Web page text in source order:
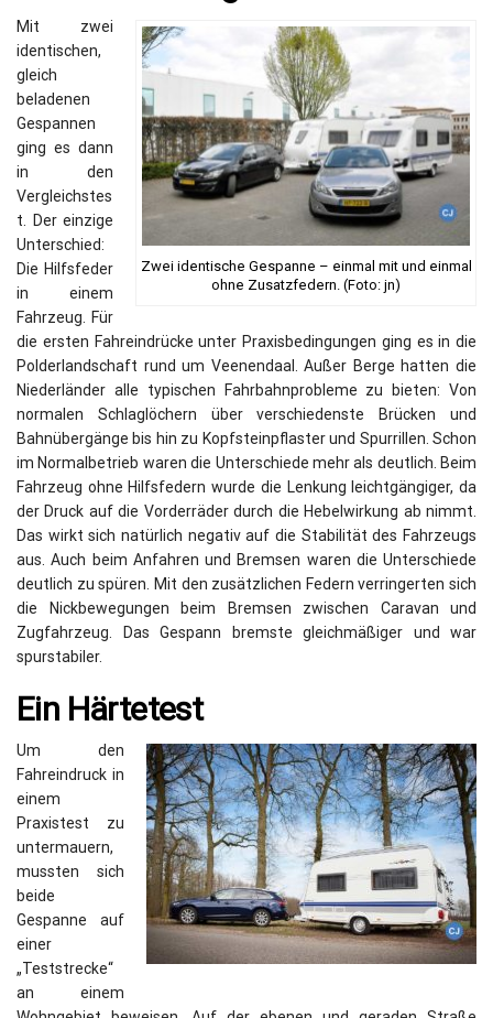
Zwei identische Gespanne – einmal mit und einmal
ohne Zusatzfedern. (Foto: jn)
Mit zwei
identischen,
gleich
beladenen
Gespannen
ging es dann
in den
Vergleichstes
t. Der einzige
Unterschied:
Die Hilfsfeder
in einem
Fahrzeug. Für
die ersten Fahreindrücke unter Praxisbedingungen ging es in die
Polderlandschaft rund um Veenendaal. Außer Berge hatten die
Niederländer alle typischen Fahrbahnprobleme zu bieten: Von
normalen Schlaglöchern über verschiedenste Brücken und
Bahnübergänge bis hin zu Kopfsteinpflaster und Spurrillen. Schon
im Normalbetrieb waren die Unterschiede mehr als deutlich. Beim
Fahrzeug ohne Hilfsfedern wurde die Lenkung leichtgängiger, da
der Druck auf die Vorderräder durch die Hebelwirkung ab nimmt.
Das wirkt sich natürlich negativ auf die Stabilität des Fahrzeugs
aus. Auch beim Anfahren und Bremsen waren die Unterschiede
deutlich zu spüren. Mit den zusätzlichen Federn verringerten sich
die Nickbewegungen beim Bremsen zwischen Caravan und
Zugfahrzeug. Das Gespann bremste gleichmäßiger und war
spurstabiler.
Ein Härtetest
Um den
Fahreindruck in
einem
Praxistest zu
untermauern,
mussten sich
beide
Gespanne auf
einer
„Teststrecke“
an einem